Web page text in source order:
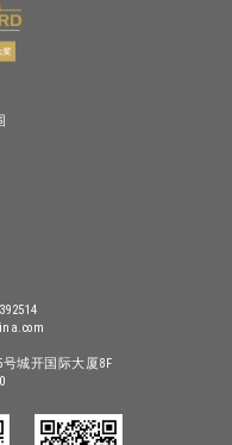
城开国际大厦8F